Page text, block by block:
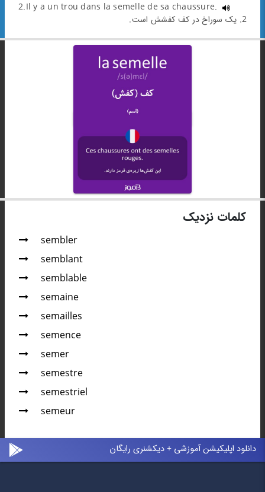
2.Il y a un trou dans la semelle de sa chaussure.
2. یک سوراخ در کف کفشش است.
کلمات نزدیک
sembler
semblant
semblable
semaine
semailles
semence
semer
semestre
semestriel
semeur
دانلود اپلیکیشن آموزشی + دیکشنری رایگان